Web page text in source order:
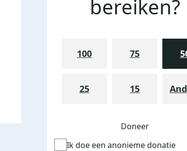
bereiken?
100 75
25 15
Doneer
Ik doe een anonieme donatie